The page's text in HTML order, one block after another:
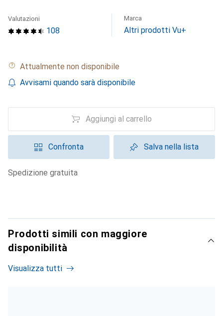
108
Valutazioni Marca
Altri prodotti Vu+
Attualmente non disponibile
Avvisami quando sarà disponibile
Aggiungi al carrello
Confronta Salva nella lista
spedizione gratuita
Prodotti simili con maggiore
disponibilità
Visualizza tutti